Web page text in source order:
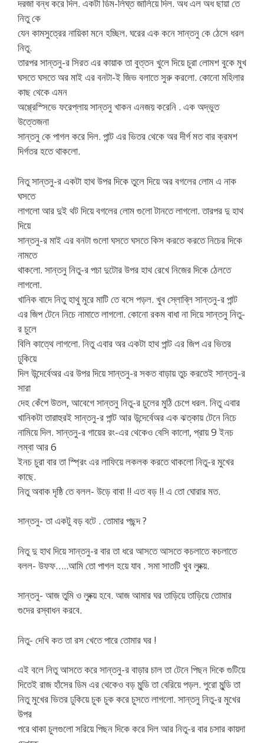
দরজা বন্ধ করে দিল. একটা ডিম-লিঘ্ত জালিয়ে দিল. অধ এল অধ ছায়া তে
নিতু কে
যেন কামসুত্রের নায়িকা মনে হচ্ছিল. ঘরের এক কনে সান্তনু কে ঠেসে ধরল
নিতু.
তারপর সান্তনু-র সিরত এর কায়াক তা বুত্তন খুলে দিয়ে চুরা লোমশ বুকে মুখ
ঘসতে ঘসতে অর মাই এর বনটা-ই জিভ বলাতে সুরু করলো. কোনো মহিলার
কাছ থেকে এমন
অগ্গ্রেস্সিভে ফরেপ্লায় সান্তনু খাকন এনজয় করেনি . এক অদ্ভুত
উত্তেজনা
সান্তনু কে পাগল করে দিল. পান্ট এর ভিতর থেকে অর দীর্গ মত বার ক্রমশ
দির্গতর হতে থাকলো.
নিতু সান্তনু-র একটা হাথ উপর দিকে তুলে দিয়ে অর বগলের লোম এ নাক
ঘসতে
লাগলো আর দুই থট দিয়ে বগলের লোম গুলো টানতে লাগলো. তারপর দু হাথ
দিয়ে
সান্তনু-র মাই এর বনটা গুলো ঘসতে ঘসতে কিস করতে করতে নিচের দিকে
নামতে
থাকলো. সান্তনু নিতু-র পচা দুটোর উপর হাথ রেখে নিজের দিকে ঠেলতে
লাগলো.
খানিক বাদে নিতু হাথু মুরে মাটি তে বসে পড়ল. খুব স্লোব্লি সান্তনু-র পান্ট
এর জিপ টেনে নিচে নামাতে লাগলো. কোনো রকম বাধা না দিয়ে সান্তনু নিতু-
র চুলে
বিলি কাত্থে লাগলো. নিতু এবার অর একটা হাথ পান্ট এর জিপ এর ভিতর
ঢুকিয়ে
দিল উন্দের্বেঅর এর উপর দিয়ে সান্তনু-র সকত বাড়ায় তুচ করতেই সান্তনু-র
সারা
দেহ কেঁপে উতল, আবেগে সান্তনু নিতু-র চুলের মুঠি চেপে ধরল. নিতু এবার
খানিকটা তারাহুরই সান্তনু-র পান্ট আর উন্দের্বেঅর এক ঝত্কায় টেনে নিচে
নামিয়ে দিল. সান্তনু-র গায়ের রং-এর থেকেও বেসি কালো, প্রায় 9 ইনচ
লম্বা আর 6
ইনচ চুরা বার তা স্প্রিং এর লাফিয়ে লকলক করতে থাকলো নিতু-র মুখের
কাছে.
নিতু অবাক দৃষ্ঠি তে বলল- উড়ে বাবা !! এত বড় !! এ তো ঘোরার মত.
সান্তনু- তা একটু বড় বটে . তোমার পছন্দ ?
নিতু দু হাথ দিয়ে সান্তনু-র বার তা ধরে আসতে আসতে কচলাতে কচলাতে
বলল- উফফ…..আমি তো পাগল হয়ে যাব . সমা সাতটি খুব লুচ্ক্য়.
সান্তনু- আজ তুমি ও লুচ্ক্য় হবে. আজ আমার ঘর তাড়িয়ে তাড়িয়ে তোমার
গুদের রস্বাধন করবে.
নিতু- দেখি কত তা রস খেতে পারে তোমার ঘর !
এই বলে নিতু আসতে করে সান্তনু-র বাড়ার চাল তা টেনে পিছন দিকে গুটিয়ে
দিতেই রাজ হাঁসের ডিম এর থেকেও বড় মুন্ডি তা বেরিয়ে পড়ল. পুরো মুন্ডি তা
নিতু মুখের ভিতর ঢুকিয়ে চুক চুক করে চুসতে লাগলো. সান্তনু নিতু-র মুখের
উপর
পরে থাকা চুলগুলো সরিয়ে পিছন দিকে করে দিল আর নিতু-র বার চসার কায়দা